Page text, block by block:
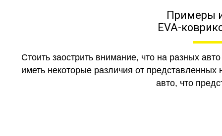
Примеры
EVA-
Стоить заострить внимание, что на разных
иметь некоторые различия от
авто, что